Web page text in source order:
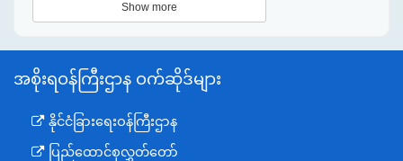
Show more
အစိုးရဝန်ကြီးဌာန ဝက်ဆိုဒ်များ
နိုင်ငံခြားရေးဝန်ကြီးဌာန
ပြည်ထောင်စုလွှတ်တော်